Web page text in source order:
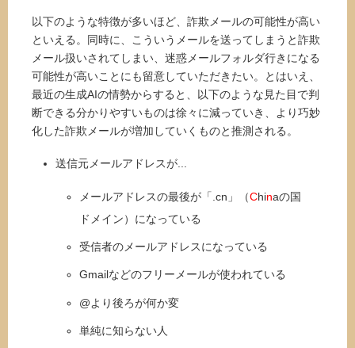
以下のような特徴が多いほど、詐欺メールの可能性が高い
といえる。同時に、こういうメールを送ってしまうと詐欺
メール扱いされてしまい、迷惑メールフォルダ行きになる
可能性が高いことにも留意していただきたい。とはいえ、
最近の生成AIの情勢からすると、以下のような見た目で判
断できる分かりやすいものは徐々に減っていき、より巧妙
化した詐欺メールが増加していくものと推測される。
送信元メールアドレスが...
メールアドレスの最後が「.cn」（Chinaの国
ドメイン）になっている
受信者のメールアドレスになっている
Gmailなどのフリーメールが使われている
@より後ろが何か変
単純に知らない人